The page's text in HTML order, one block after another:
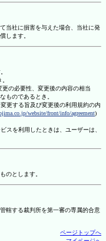
当社に損害を与えた場合、当社に発
します。
の必要性、変更後の内容の相当
ものであるとき。
更する旨及び変更後の利用規約の内
website/front/info/agreement)
スを利用したときは、ユーザーは、
のとします。
轄する裁判所を第一審の専属的合意
ページトップへ